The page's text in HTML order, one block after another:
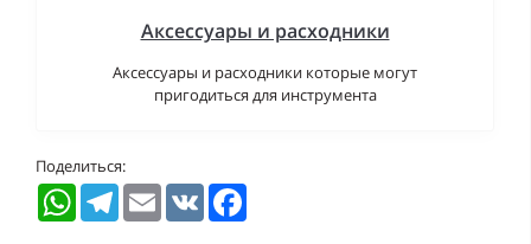
Аксессуары и расходники
Аксессуары и расходники которые могут
пригодиться для инструмента
Поделиться:
WhatsAppTelegramEmail VK